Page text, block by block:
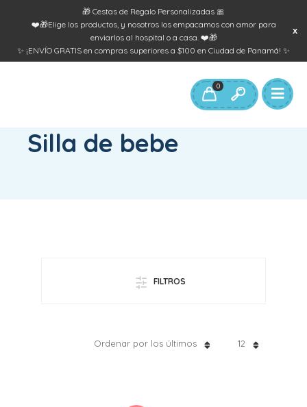
🎁 Cestas de Regalo Personalizadas 🎀
❤️🎁Elige los productos, y nosotros los empacamos con amor para
enviarlos al hospital o a casa. ❤️🎁
✨ ¡ENVÍO GRATIS en compras superiores a $100 en Ciudad de Panamá! ✨
0
PRODUCTOS ETIQUETADOS “SILLA DE BEBE”
Silla de bebe
FILTROS
12
Ordenar por los últimos